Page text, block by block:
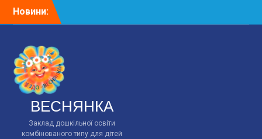
Новини:
заходів у зв*язку з 90-ми
виховатилем Зощук І.М.
було проведена година.
ВЕСНЯНКА
Заклад дошкільної освіти
комбінованого типу для дітей